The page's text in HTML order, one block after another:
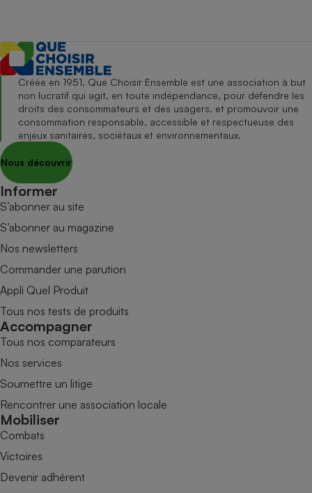
Créée en 1951, Que Choisir Ensemble est une association à but
non lucratif qui agit, en toute indépendance, pour défendre les
droits des consommateurs et des usagers, et promouvoir une
consommation responsable, accessible et respectueuse des
enjeux sanitaires, sociétaux et environnementaux.
Nous découvrir
Informer
S’abonner au site
S’abonner au magazine
Nos newsletters
Commander une parution
Appli Quel Produit
Tous nos tests de produits
Accompagner
Tous nos comparateurs
Nos services
Soumettre un litige
Rencontrer une association locale
Mobiliser
Combats
Victoires
Devenir adhérent